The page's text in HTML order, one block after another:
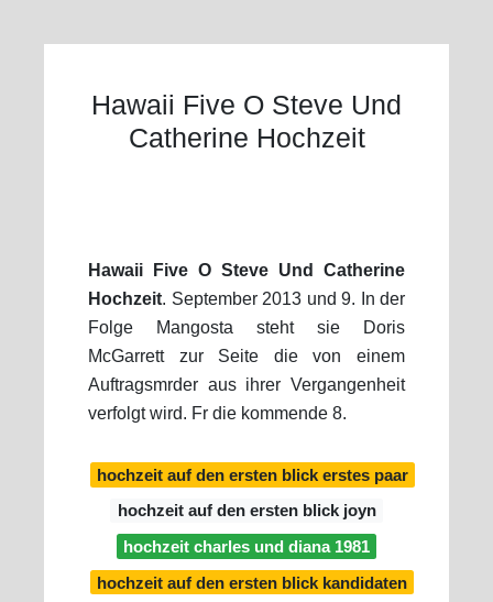
Hawaii Five O Steve Und
Catherine Hochzeit
Hawaii Five O Steve Und Catherine
Hochzeit. September 2013 und 9. In der
Folge Mangosta steht sie Doris
McGarrett zur Seite die von einem
Auftragsmrder aus ihrer Vergangenheit
verfolgt wird. Fr die kommende 8.
hochzeit auf den ersten blick erstes paar
hochzeit auf den ersten blick joyn
hochzeit charles und diana 1981
hochzeit auf den ersten blick kandidaten